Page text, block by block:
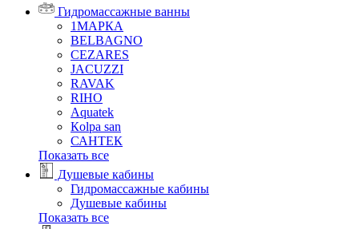
Гидромассажные ванны
1МАРКА
BELBAGNO
CEZARES
JACUZZI
RAVAK
RIHO
Аquatek
Кolpa san
САНТЕК
Показать все
Душевые кабины
Гидромассажные кабины
Душевые кабины
Показать все